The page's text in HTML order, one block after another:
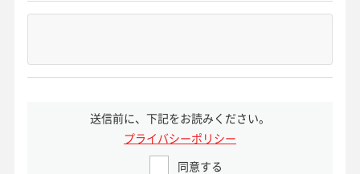
送信前に、下記をお読みください。
プライバシーポリシー
同意する